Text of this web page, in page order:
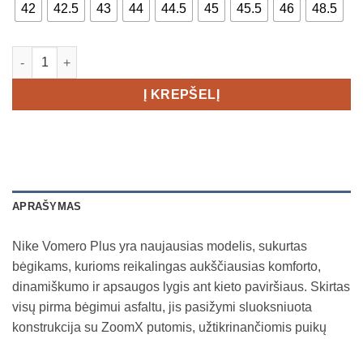
42 42.5 43 44 44.5 45 45.5 46 48.5
produkto kiekis: Nike Air Zoom Vomero Plus Men's
Į KREPŠELĮ
APRAŠYMAS
Nike Vomero Plus yra naujausias modelis, sukurtas
bėgikams, kurioms reikalingas aukščiausias komforto,
dinamiškumo ir apsaugos lygis ant kieto paviršiaus. Skirtas
visų pirma bėgimui asfaltu, jis pasižymi sluoksniuota
konstrukcija su ZoomX putomis, užtikrinančiomis puikų